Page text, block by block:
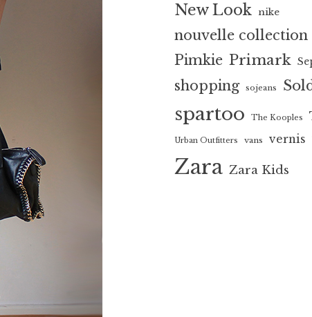
New Look nike
nouvelle collection
Pimkie Primark
shopping sojeans
spartoo The Kooples
Urban Outfitters vans vernis
Zara Zara Kids